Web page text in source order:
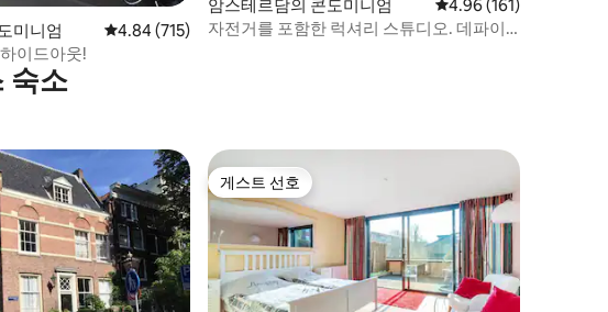
미니엄 평점 4.84점(5점 만점), 후기 715개
4.84 (715)
이드아웃!
암스테르담의 콘도미니엄 평점 4.96점(5점 만점),
4.96 (161)
자전거를 포함한 럭셔리 스튜디오. 데파이
숙소
게스트 선호
게스트 선호